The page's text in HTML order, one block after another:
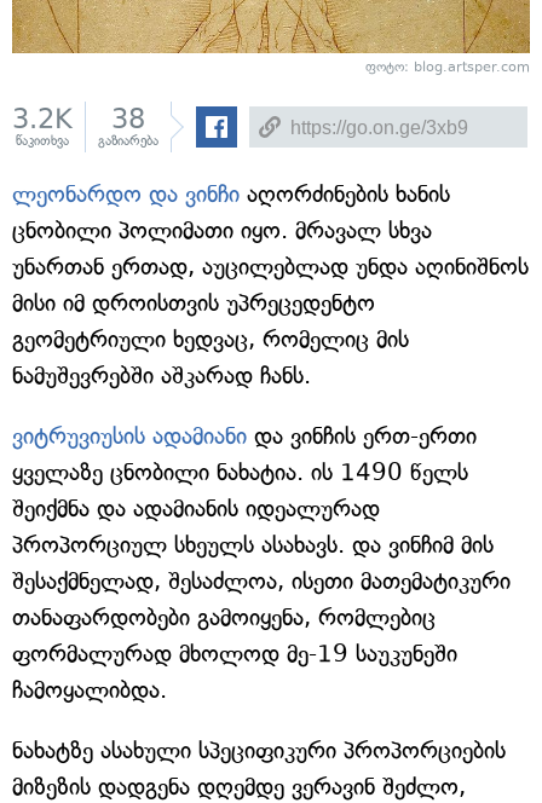
ფოტო: blog.artsper.com
3.2K
წაკითხვა
38
გაზიარება
ლეონარდო და ვინჩი აღორძინების ხანის
ცნობილი პოლიმათი იყო. მრავალ სხვა
უნართან ერთად, აუცილებლად უნდა აღინიშნოს
მისი იმ დროისთვის უპრეცედენტო
გეომეტრიული ხედვაც, რომელიც მის
ნამუშევრებში აშკარად ჩანს.
ვიტრუვიუსის ადამიანი და ვინჩის ერთ-ერთი
ყველაზე ცნობილი ნახატია. ის 1490 წელს
შეიქმნა და ადამიანის იდეალურად
პროპორციულ სხეულს ასახავს. და ვინჩიმ მის
შესაქმნელად, შესაძლოა, ისეთი მათემატიკური
თანაფარდობები გამოიყენა, რომლებიც
ფორმალურად მხოლოდ მე-19 საუკუნეში
ჩამოყალიბდა.
ნახატზე ასახული სპეციფიკური პროპორციების
მიზეზის დადგენა დღემდე ვერავინ შეძლო,